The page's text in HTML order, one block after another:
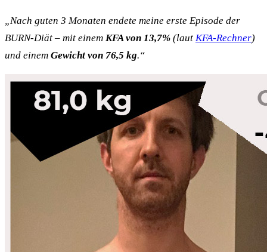
„Nach guten 3 Monaten endete meine erste Episode der
BURN-Diät – mit einem KFA von 13,7% (laut KFA-Rechner)
und einem Gewicht von 76,5 kg.“